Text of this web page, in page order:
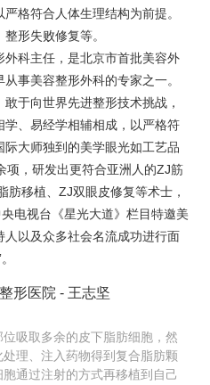
格符合人体生理结构为前提。
形失败修复等。
科主任，是北京市首批美容外
事美容整形外科的专家之一。
于向世界先进整形技术挑战，
、易经学相辅相成，以严格符
大师独到的美学眼光如工艺品
项，研发出更符合亚洲人的ZJ筋
肪移植、ZJ双眼皮修复等术士，
电视台《星光大道》栏目特邀美
以及众多社会名流成功进行面
形医院 -王志坚
吸取多余的皮下脂肪细胞，然
理、注入药物得到复合脂肪颗
通过注射的方式再移植到自己